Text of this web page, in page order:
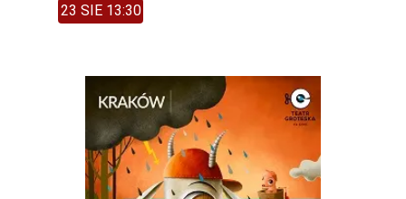
23 SIE 13:30